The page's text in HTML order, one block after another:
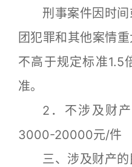
刑事案件因时间
团犯罪和其他案情
不高于规定标准1.5
准。
2．不涉及财产
3000-20000元/件
三、涉及财产的